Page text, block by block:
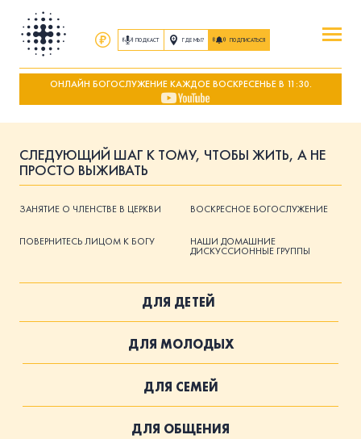
ПОДКАСТ ГДЕ МЫ? ПОДПИСАТЬСЯ
ПОВЕРИТЬ
ПОСЕТИТЬ
ПРИСОЕДИНИТЬСЯ
ГРУППЫ|СЛУЖЕНИЯ
ПОСЛУШАТЬ
ЗАПИСИ БОГОСЛУЖЕНИЙ
ПОДДЕРЖАТЬ
ВРЕМЯ|ДЕНЬГИ
ОНЛАЙН БОГОСЛУЖЕНИЕ КАЖДОЕ ВОСКРЕСЕНЬЕ В 11:30.
СЛЕДУЮЩИЙ ШАГ К ТОМУ, ЧТОБЫ ЖИТЬ, А НЕ
ПРОСТО ВЫЖИВАТЬ
ЗАНЯТИЕ О ЧЛЕНСТВЕ В ЦЕРКВИ ВОСКРЕСНОЕ БОГОСЛУЖЕНИЕ
ПОВЕРНИТЕСЬ ЛИЦОМ К БОГУ НАШИ ДОМАШНИЕ
ДИСКУССИОННЫЕ ГРУППЫ
ДЛЯ ДЕТЕЙ
ДЛЯ МОЛОДЫХ
ДЛЯ СЕМЕЙ
ДЛЯ ОБЩЕНИЯ